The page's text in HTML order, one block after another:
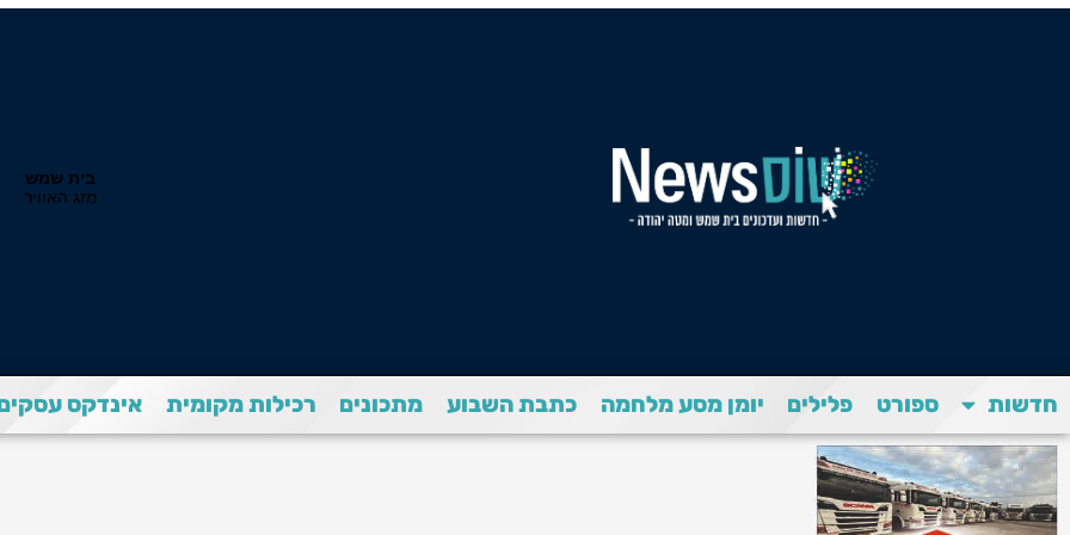
חדשות ספורט פלילים יומן מסע מלחמה כתבת השבוע מתכונים רכילות מקומית אינדקס